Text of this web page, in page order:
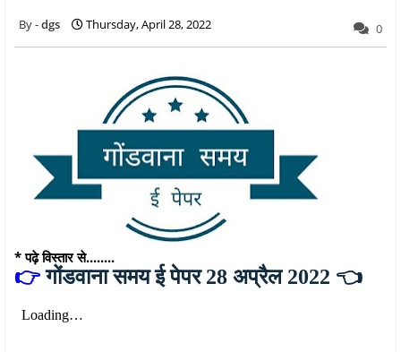
dgs Thursday, April 28, 2022 0
* पढ़े विस्तार से........
👉गोंडवाना समय ई पेपर 28 अप्रैल 2022 👈